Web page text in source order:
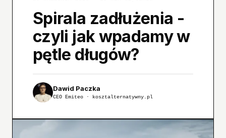
Spirala zadłużenia -
czyli jak wpadamy w
pętle długów?
Dawid Paczka
CEO Emiteo · kosztalternatywny.pl